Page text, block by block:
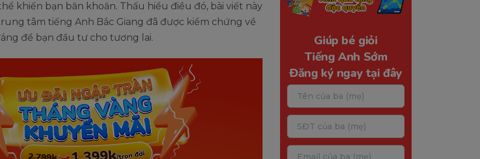
khiến bạn băn khoăn. Thấu hiểu điều đó, bài viết này
tâm tiếng Anh Bắc Giang đã được kiểm chứng về
để bạn đầu tư cho tương lai.
Giúp bé giỏi
Tiếng Anh Sớm
Đăng ký ngay tại đây